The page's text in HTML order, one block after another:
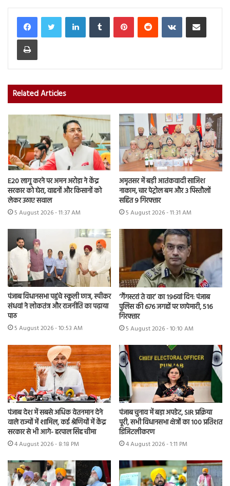
LinkedInTumblr PinterestReddit VKontakteShare via Email
Print
Related Articles
E20 लागू करने पर अमन अरोड़ा ने केंद्र
सरकार को घेरा, वाहनों और किसानों को
लेकर उठाए सवाल
5 August 2026 - 11:37 AM
अमृतसर में बड़ी आतंकवादी साजिश
नाकाम, चार पेट्रोल बम और 3 पिस्तौलों
सहित 9 गिरफ्तार
5 August 2026 - 11:31 AM
पंजाब विधानसभा पहुंचे स्कूली छात्र, स्पीकर
संधवां ने लोकतंत्र और राजनीति का पढ़ाया
पाठ
5 August 2026 - 10:53 AM
‘गैंगस्टरां ते वार’ का 196वां दिन: पंजाब
पुलिस की 676 जगहों पर छापेमारी, 516
गिरफ्तार
5 August 2026 - 10:10 AM
पंजाब देश में सबसे अधिक वेतनमान देने
वाले राज्यों में शामिल, कई श्रेणियों में केंद्र
सरकार से भी आगे- हरपाल सिंह चीमा
4 August 2026 - 8:18 PM
पंजाब चुनाव में बड़ा अपडेट, SIR प्रक्रिया
पूरी, सभी विधानसभा क्षेत्रों का 100 प्रतिशत
डिजिटलीकरण
4 August 2026 - 1:11 PM